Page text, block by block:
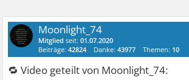
Moonlight_74
Mitglied seit:01.07.2020
Beiträge:42824 Danke:43977 Themen: 10
🔁 Video geteilt von Moonlight_74: